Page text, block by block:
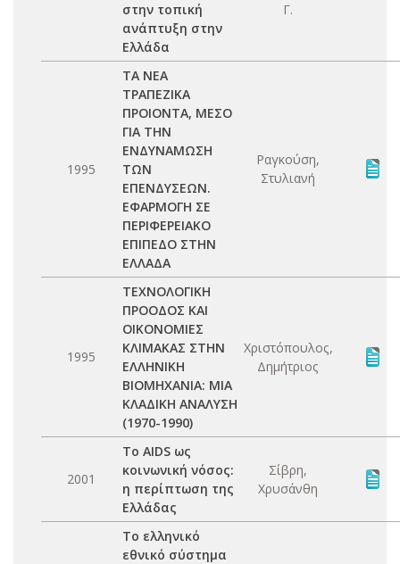
στην τοπική
ανάπτυξη στην
Ελλάδα
Γ.
1995
ΤΑ ΝΕΑ
ΤΡΑΠΕΖΙΚΑ
ΠΡΟΙΟΝΤΑ, ΜΕΣΟ
ΓΙΑ ΤΗΝ
ΕΝΔΥΝΑΜΩΣΗ
ΤΩΝ
ΕΠΕΝΔΥΣΕΩΝ.
ΕΦΑΡΜΟΓΗ ΣΕ
ΠΕΡΙΦΕΡΕΙΑΚΟ
ΕΠΙΠΕΔΟ ΣΤΗΝ
ΕΛΛΑΔΑ
Ραγκούση,
Στυλιανή
1995
ΤΕΧΝΟΛΟΓΙΚΗ
ΠΡΟΟΔΟΣ ΚΑΙ
ΟΙΚΟΝΟΜΙΕΣ
ΚΛΙΜΑΚΑΣ ΣΤΗΝ
ΕΛΛΗΝΙΚΗ
ΒΙΟΜΗΧΑΝΙΑ: ΜΙΑ
ΚΛΑΔΙΚΗ ΑΝΑΛΥΣΗ
(1970-1990)
Χριστόπουλος,
Δημήτριος
2001
Το AIDS ως
κοινωνική νόσος:
η περίπτωση της
Ελλάδας
Σίβρη,
Χρυσάνθη
Το ελληνικό
εθνικό σύστημα